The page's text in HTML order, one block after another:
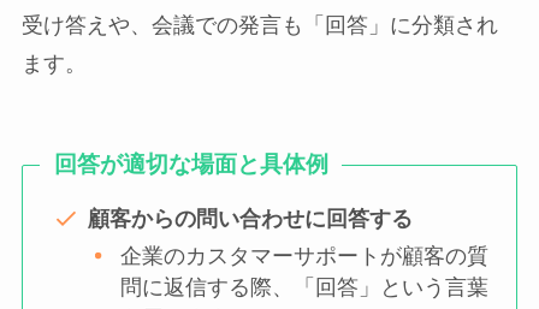
受け答えや、会議での発言も「回答」に分類され
ます。
回答が適切な場面と具体例
顧客からの問い合わせに回答する
企業のカスタマーサポートが顧客の質
問に返信する際、「回答」という言葉